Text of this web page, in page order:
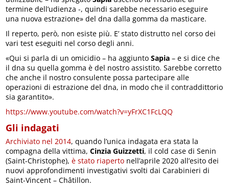
termine dell’udienza -, quindi sarebbe necessario eseguire
una nuova estrazione» del dna dalla gomma da masticare.
Il reperto, però, non esiste più. E’ stato distrutto nel corso dei
vari test eseguiti nel corso degli anni.
«Qui si parla di un omicidio – ha aggiuntoSapia – e si dice che
il dna su quella gomma è del nostro assistito. Sarebbe corretto
che anche il nostro consulente possa partecipare alle
operazioni di estrazione del dna, in modo che il contraddittorio
sia garantito».
https://www.youtube.com/watch?v=yFrXC1FcLQQ
Gli indagati
Archiviato nel 2014, quando l’unica indagata era stata la
compagna della vittima,Cinzia Guizzetti, il cold case di Senin
(Saint-Christophe),è stato riaperto nell’aprile 2020 all’esito dei
nuovi approfondimenti investigativi svolti dai Carabinieri di
Saint-Vincent – Châtillon.